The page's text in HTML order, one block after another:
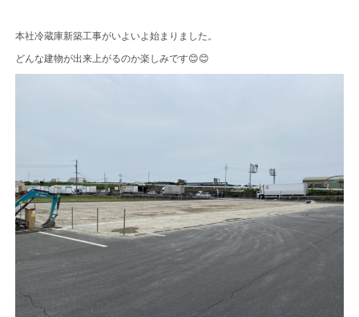
本社冷蔵庫新築工事がいよいよ始まりました。
どんな建物が出来上がるのか楽しみです😊😊